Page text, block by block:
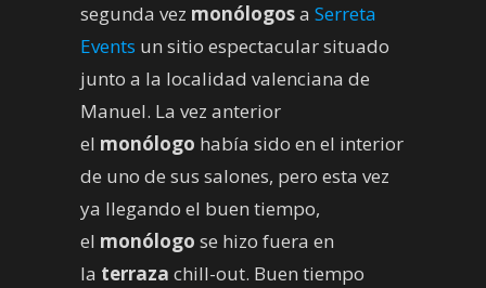
segunda vez monólogosa Serreta
Events un sitio espectacular situado
junto a la localidad valenciana de
Manuel. La vez anterior
el monólogo había sido en el interior
de uno de sus salones, pero esta vez
ya llegando el buen tiempo,
el monólogo se hizo fuera en
la terraza chill-out. Buen tiempo